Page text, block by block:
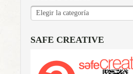
CATEGORÍAS
SAFE CREATIVE